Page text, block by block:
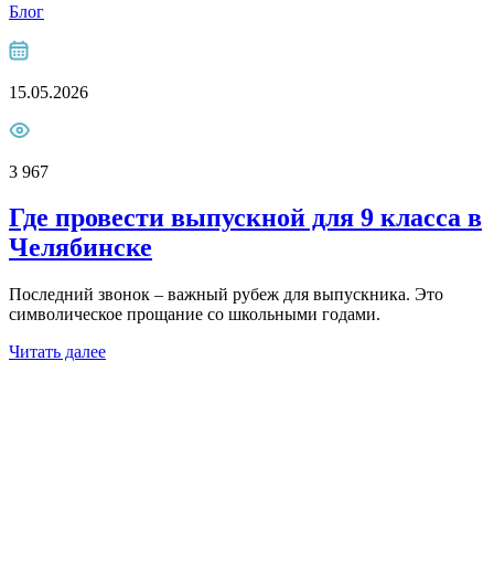
Блог
15.05.2026
3 967
Где провести выпускной для 9 класса в
Челябинске
Последний звонок – важный рубеж для выпускника. Это
символическое прощание со школьными годами.
Читать далее